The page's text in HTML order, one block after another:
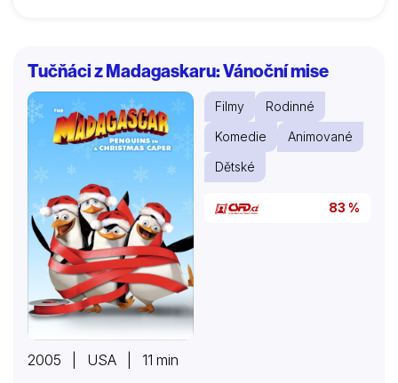
Tučňáci z Madagaskaru: Vánoční mise
Filmy
Rodinné
Komedie
Animované
Dětské
83 %
2005 | USA | 11 min